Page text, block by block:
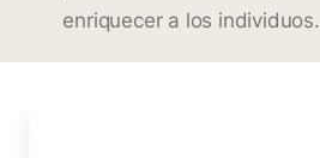
enriquecer a los individuos.